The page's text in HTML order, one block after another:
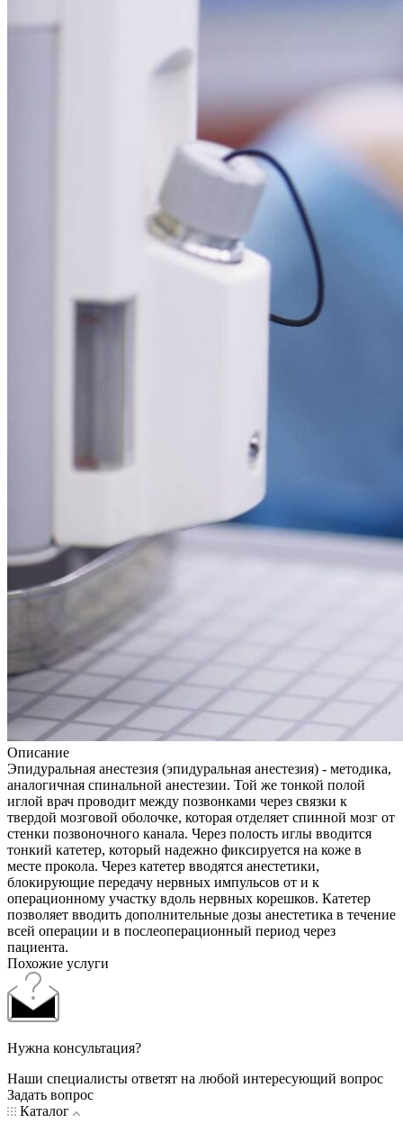
Описание
Эпидуральная анестезия (эпидуральная анестезия) - методика,
аналогичная спинальной анестезии. Той же тонкой полой
иглой врач проводит между позвонками через связки к
твердой мозговой оболочке, которая отделяет спинной мозг от
стенки позвоночного канала. Через полость иглы вводится
тонкий катетер, который надежно фиксируется на коже в
месте прокола. Через катетер вводятся анестетики,
блокирующие передачу нервных импульсов от и к
операционному участку вдоль нервных корешков. Катетер
позволяет вводить дополнительные дозы анестетика в течение
всей операции и в послеоперационный период через
пациента.
Похожие услуги
Нужна консультация?
Наши специалисты ответят на любой интересующий вопрос
Задать вопрос
Каталог